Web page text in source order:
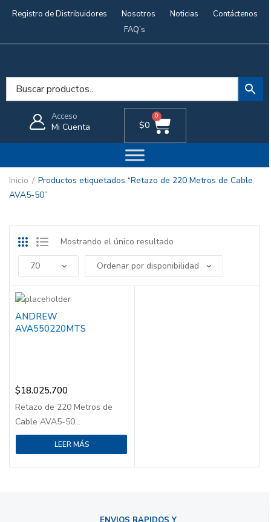
Registro de Distribuidores Nosotros Noticias
Contáctenos
FAQ’s
Acceso
Mi Cuenta $0
0
Inicio
Productos etiquetados “Retazo de 220 Metros de Cable
AVA5-50”
Mostrando el único resultado
ANDREW
AVA550220MTS
$18.025.700
Retazo de 220 Metros de
Cable AVA5-50...
LEER MÁS